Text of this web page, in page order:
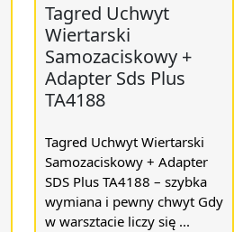
Tagred Uchwyt
Wiertarski
Samozaciskowy +
Adapter Sds Plus
TA4188
Tagred Uchwyt Wiertarski
Samozaciskowy + Adapter
SDS Plus TA4188 – szybka
wymiana i pewny chwyt Gdy
w warsztacie liczy się ...